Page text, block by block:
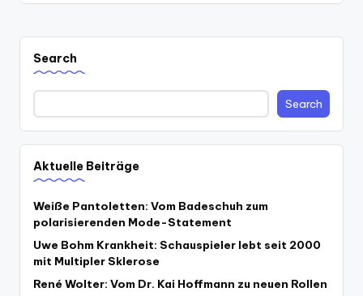
Search
Search
Aktuelle Beiträge
Weiße Pantoletten: Vom Badeschuh zum
polarisierenden Mode-Statement
Uwe Bohm Krankheit: Schauspieler lebt seit 2000
mit Multipler Sklerose
René Wolter: Vom Dr. Kai Hoffmann zu neuen Rollen